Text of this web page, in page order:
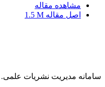
مشاهده مقاله
اصل مقاله 1.5 M
سامانه مدیریت نشریات علمی.